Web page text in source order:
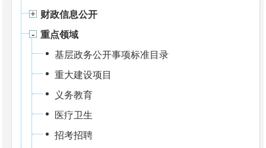
财政信息公开
重点领域
基层政务公开事项标准目录
重大建设项目
义务教育
医疗卫生
招考招聘